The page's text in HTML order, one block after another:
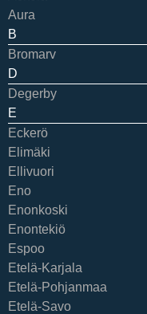
Aura
B
Bromarv
D
Degerby
E
Eckerö
Elimäki
Ellivuori
Eno
Enonkoski
Enontekiö
Espoo
Etelä-Karjala
Etelä-Pohjanmaa
Etelä-Savo